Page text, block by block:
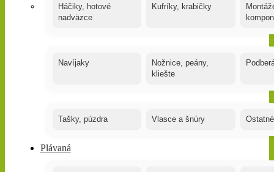
Háčiky, hotové
nadväzce
Kufríky, krabičky
Navíjaky
Nožnice, peány,
kliešte
Tašky, púzdra Vlasce a šnúry
Plávaná